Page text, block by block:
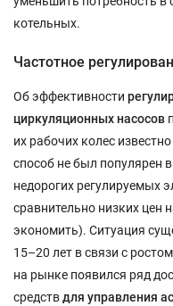
котельных.
Частотное
Об эффективности
циркуляционных насосов
их рабочих колес
способ не был популярен
недорогих регулируемых
сравнительно низких цен
экономить). Ситуация
15–20 лет в связи с
на рынке появился ряд
средствдля управления